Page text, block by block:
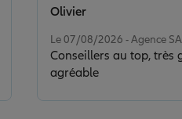
Le 07/08/2026 - Agence
Conseillers au top, très
agréable
Olivier